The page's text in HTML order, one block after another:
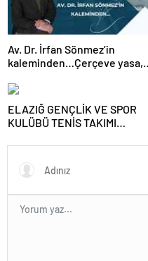
Av. Dr. İrfan Sönmez’in
kaleminden…Çerçeve yasa,
ELAZIĞ GENÇLİK VE SPOR
KULÜBÜ TENİS TAKIMI
TAMAMLAYARAK YARI
YÜKSELDİ